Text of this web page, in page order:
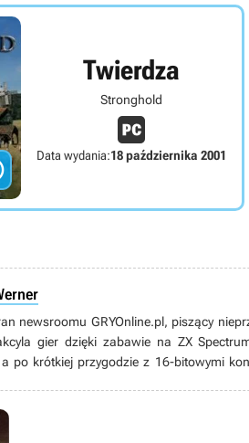
Twierdza
Stronghold
Data wydania:18 października 2001
newsroomu GRYOnline.pl, piszący
gier dzięki zabawie na ZX
po krótkiej przygodzie z 16-bitowymi
i komiksów.